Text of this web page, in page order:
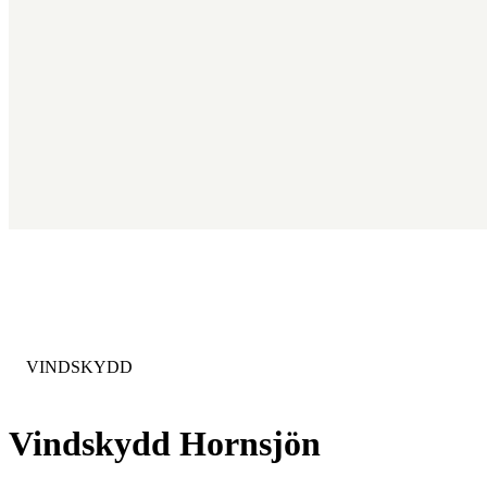
Vindskydd Hornsjön
KATEGORI:
VINDSKYDD